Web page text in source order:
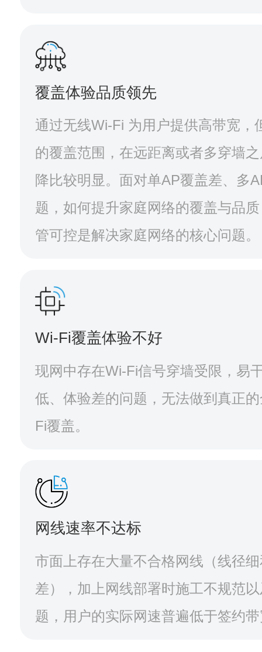
覆盖体验品质领先
通过无线Wi-Fi 为用户提供高带宽，但局限于一定
的覆盖范围，在远距离或者多穿墙
降比较明显。面对单AP覆盖差、多
题，如何提升家庭网络的覆盖与品
管可控是解决家庭网络的核心问题。
Wi-Fi覆盖体验不好
现网中存在Wi-Fi信号穿墙受限，易
低、体验差的问题，无法做到真正
Fi覆盖。
网线速率不达标
市面上存在大量不合格网线（线径
差），加上网线部署时施工不规范
题，用户的实际网速普遍低于签约